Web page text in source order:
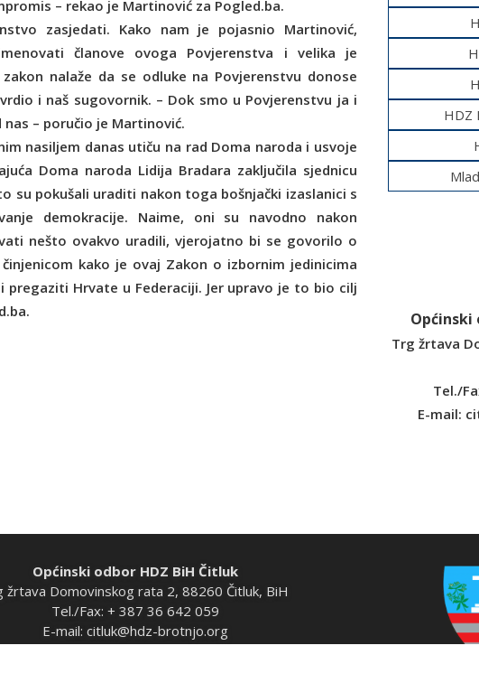
– rekao je Martinović za Pogled.ba.
zasjedati. Kako nam je pojasnio Martinović,
članove ovoga Povjerenstva i velika je
nalaže da se odluke na Povjerenstvu donose
i naš sugovornik. – Dok smo u Povjerenstvu ja i
– poručio je Martinović.
nasiljem danas utiču na rad Doma naroda i usvoje
Doma naroda Lidija Bradara zaključila sjednicu
su pokušali uraditi nakon toga bošnjački izaslanici s
demokracije. Naime, oni su navodno nakon
nešto ovakvo uradili, vjerojatno bi se govorilo o
kako je ovaj Zakon o izbornim jedinicima
Hrvate u Federaciji. Jer upravo je to bio cilj
HDZ
Općinski
Trg žrtava
Tel./
E-mail:
Općinski odbor HDZ BiH Čitluk
žrtava Domovinskog rata 2, 88260 Čitluk, BiH
Tel./Fax: + 387 36 642 059
E-mail: citluk@hdz-brotnjo.org